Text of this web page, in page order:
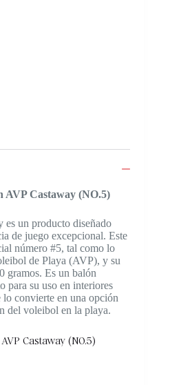
AVP Castaway (NO.5)
un producto diseñado
de juego excepcional. Este
número #5, tal como lo
de Playa (AVP), y su
gramos. Es un balón
para su uso en interiores
convierte en una opción
del voleibol en la playa.
Castaway (NO.5)